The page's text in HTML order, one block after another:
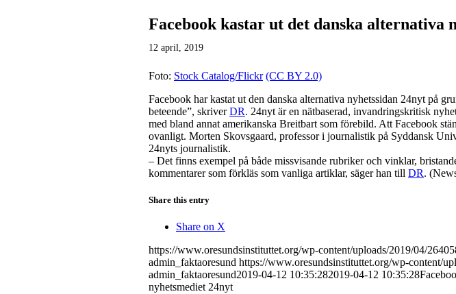
Facebook kastar ut det danska alternativa
12 april, 2019
Foto: Stock Catalog/Flickr (CC BY 2.0)
Facebook har kastat ut den danska alternativa nyhetssidan 24nyt på
beteende”, skriverDR. 24nyt är en nätbaserad, invandringskritisk
med bland annat amerikanska Breitbart som förebild. Att Facebook
ovanligt. Morten Skovsgaard, professor i journalistik på Syddansk
24nyts journalistik.
– Det finns exempel på både missvisande rubriker och vinklar,
kommentarer som förkläs som vanliga artiklar, säger han till DR.
Share this entry
Share on X
https://www.oresundsinstituttet.org/wp-content/uploads/2019/04/
admin_faktaoresund https://www.oresundsinstituttet.org/wp-content/
admin_faktaoresund2019-04-12 10:35:282019-04-12 10:35:28
nyhetsmediet 24nyt